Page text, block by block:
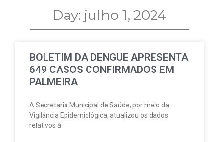
Day: julho 1, 2024
BOLETIM DA DENGUE APRESENTA
649 CASOS CONFIRMADOS EM
PALMEIRA
A Secretaria Municipal de Saúde, por meio da
Vigilância Epidemiológica, atualizou os dados
relativos à